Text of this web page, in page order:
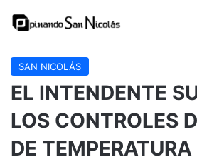
SAN NICOLÁS
EL INTENDENTE
LOS CONTROLES
DE TEMPERATURA